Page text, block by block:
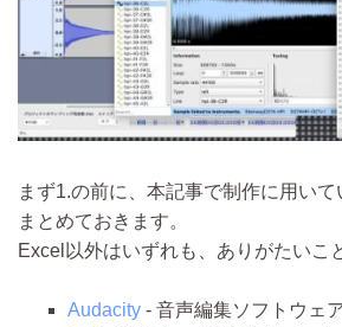
まず1.の前に、本記事で制作に用い
まとめておきます。
Excel以外はいずれも、ありがたいこ
Audacity - 音声編集ソフトウェ